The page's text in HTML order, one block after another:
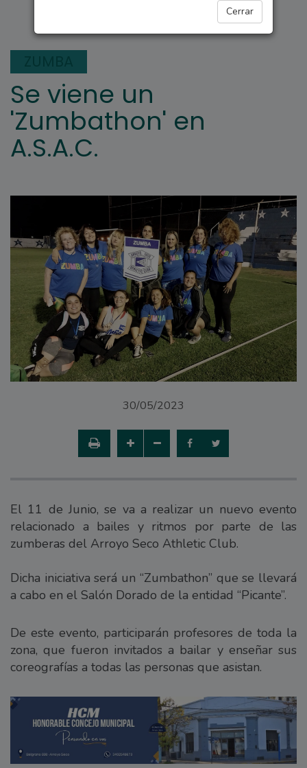
Cerrar
Se viene un
'Zumbathon' en
A.S.A.C.
30/05/2023
El 11 de Junio, se va a realizar un nuevo evento
relacionado a bailes y ritmos por parte de las
zumberas del Arroyo Seco Athletic Club.
Dicha iniciativa será un “Zumbathon” que se llevará
a cabo en el Salón Dorado de la entidad “Picante”.
De este evento, participarán profesores de toda la
zona, que fueron invitados a bailar y enseñar sus
coreografías a todas las personas que asistan.